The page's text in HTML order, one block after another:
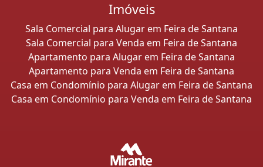
Imóveis
Sala Comercial para Alugar em Feira de Santana
Sala Comercial para Venda em Feira de Santana
Apartamento para Alugar em Feira de Santana
Apartamento para Venda em Feira de Santana
Casa em Condomínio para Alugar em Feira de Santana
Casa em Condomínio para Venda em Feira de Santana